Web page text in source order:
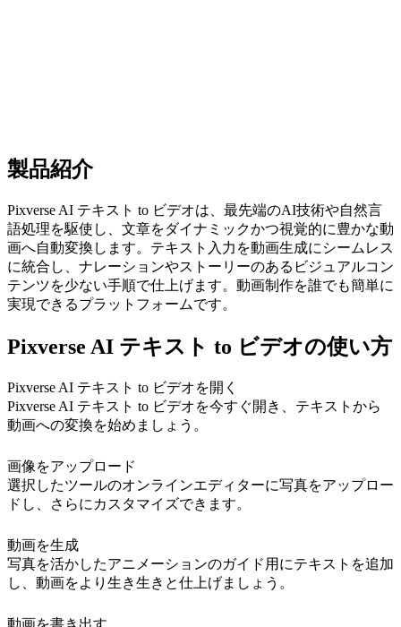
製品紹介
Pixverse AI テキスト to ビデオは、最先端のAI技術や自然言
語処理を駆使し、文章をダイナミックかつ視覚的に豊かな動
画へ自動変換します。テキスト入力を動画生成にシームレス
に統合し、ナレーションやストーリーのあるビジュアルコン
テンツを少ない手順で仕上げます。動画制作を誰でも簡単に
実現できるプラットフォームです。
Pixverse AI テキスト to ビデオの使い方
Pixverse AI テキスト to ビデオを開く
Pixverse AI テキスト to ビデオを今すぐ開き、テキストから
動画への変換を始めましょう。
画像をアップロード
選択したツールのオンラインエディターに写真をアップロー
ドし、さらにカスタマイズできます。
動画を生成
写真を活かしたアニメーションのガイド用にテキストを追加
し、動画をより生き生きと仕上げましょう。
動画を書き出す